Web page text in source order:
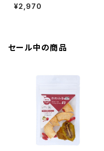
ハーネス XXS(全3色)
¥2,970
セール中の商品